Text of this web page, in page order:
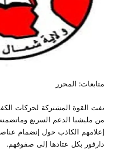
متابعات: المحرر
نفت القوة المشتركة لحركات
من مليشيا الدعم السريع
إعلامهم الكاذب حول إنضمام
دارفور بكل عتادها إلى صفوفهم.